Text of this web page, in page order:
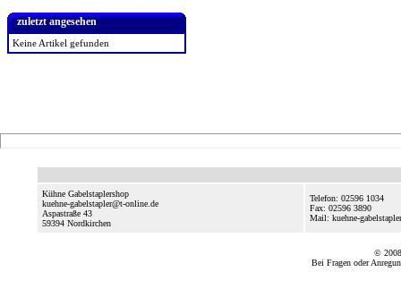
zuletzt angesehen
Keine Artikel gefunden
Kühne Gabelstaplershop
kuehne-gabelstapler@t-online.de
Aspastraße 43
59394 Nordkirchen
Telefon: 02596 1034
Fax: 02596 3890
Mail: kuehne-
© 2008
Bei Fragen oder